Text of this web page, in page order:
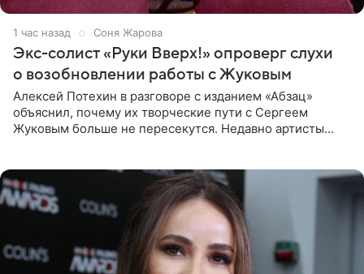
1 час назад Соня Жарова
Экс-солист «Руки Вверх!» опроверг слухи
о возобновлении работы с Жуковым
Алексей Потехин в разговоре с изданием «Абзац»
объяснил, почему их творческие пути с Сергеем
Жуковым больше не пересекутся. Недавно артисты